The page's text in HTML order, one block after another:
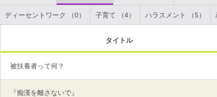
ディーセントワーク （0） 子育て （4） ハラスメント （5）
タイトル
被扶養者って何？
『痴漢を離さないで』